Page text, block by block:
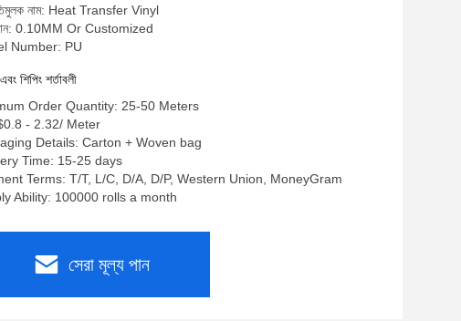
নাম: Heat Transfer Vinyl
0.10MM Or Customized
Number: PU
শিপিং শর্তাবলী
Order Quantity: 25-50 Meters
- 2.32/ Meter
Details: Carton + Woven bag
Time: 15-25 days
Terms: T/T, L/C, D/A, D/P, Western Union, MoneyGram
Ability: 100000 rolls a month
সেরা মূল্য পান